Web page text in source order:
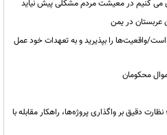
می کنیم در معیشت مردم مشکلی پیش نیاید
عربستان در یمن
واقعیت‌ها را بپذیرید و به تعهدات خود عمل
محکومان
دقیق بر واگذاری پروژه‌ها، راهکار مقابله با